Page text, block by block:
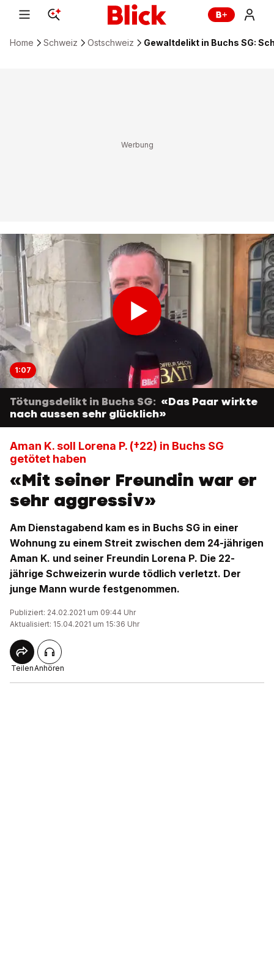
Home Schweiz Ostschweiz Gewaltdelikt in Buchs SG:
1:07
Tötungsdelikt in Buchs SG: «Das Paar wirkte
nach aussen sehr glücklich»
Aman K. soll Lorena P. (†22) in Buchs SG
getötet haben
«Mit seiner Freundin war er
sehr aggressiv»
Am Dienstagabend kam es in Buchs SG in einer
Wohnung zu einem Streit zwischen dem 24-jährigen
Aman K. und seiner Freundin Lorena P. Die 22-
jährige Schweizerin wurde tödlich verletzt. Der
junge Mann wurde festgenommen.
Publiziert: 24.02.2021 um 09:44 Uhr
Aktualisiert: 15.04.2021 um 15:36 Uhr
TeilenAnhören